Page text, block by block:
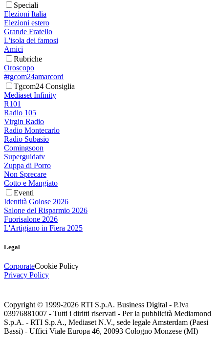
Speciali
Elezioni Italia
Elezioni estero
Grande Fratello
L'isola dei famosi
Amici
Rubriche
Oroscopo
#tgcom24amarcord
Tgcom24 Consiglia
Mediaset Infinity
R101
Radio 105
Virgin Radio
Radio Montecarlo
Radio Subasio
Comingsoon
Superguidatv
Zuppa di Porro
Non Sprecare
Cotto e Mangiato
Eventi
Identità Golose 2026
Salone del Risparmio 2026
Fuorisalone 2026
L'Artigiano in Fiera 2025
Legal
CorporateCookie Policy
Privacy Policy
Copyright © 1999-2026 RTI S.p.A. Business Digital - P.Iva
03976881007 - Tutti i diritti riservati - Per la pubblicità Mediamond
S.p.A. - RTI S.p.A., Mediaset N.V., sede legale Amsterdam (Paesi
Bassi) - Uffici Viale Europa 46, 20093 Cologno Monzese (MI)